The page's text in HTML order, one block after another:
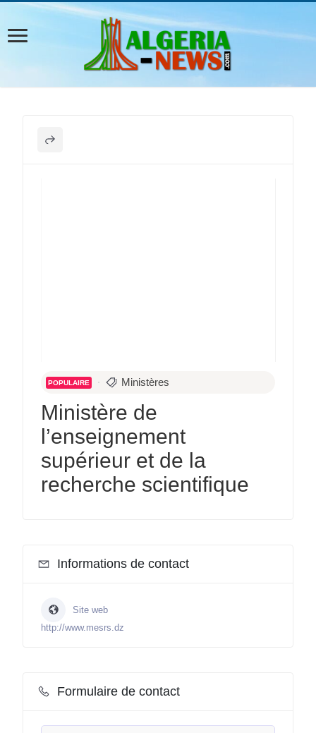
POPULAIRE Ministères
Ministère de
l’enseignement
supérieur et de la
recherche scientifique
Informations de contact
Site web
http://www.mesrs.dz
Formulaire de contact